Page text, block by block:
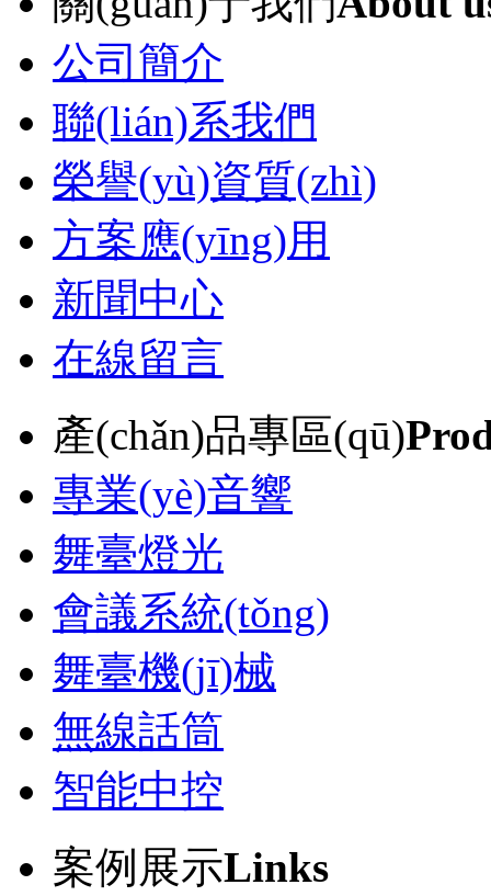
公司簡介
聯(lián)系我們
榮譽(yù)資質(zhì)
方案應(yīng)用
新聞中心
在線留言
產(chǎn)品專區(qū)
專業(yè)音響
舞臺燈光
會議系統(tǒng)
舞臺機(jī)械
無線話筒
智能中控
案例展示Links